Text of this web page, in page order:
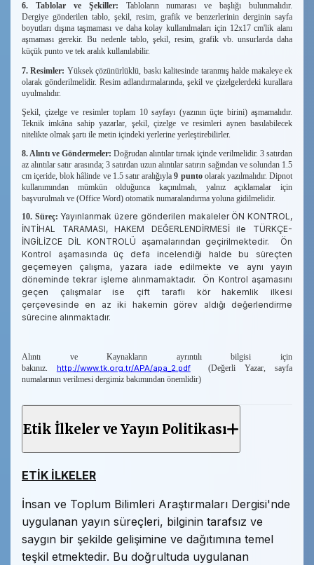
6. Tablolar ve Şekiller: Tabloların numarası ve başlığı bulunmalıdır.
Dergiye gönderilen tablo, şekil, resim, grafik ve benzerlerinin derginin sayfa
boyutları dışına taşmaması ve daha kolay kullanılmaları için 12x17 cm'lik alanı
aşmaması gerekir. Bu nedenle tablo, şekil, resim, grafik vb. unsurlarda daha
küçük punto ve tek aralık kullanılabilir.
7. Resimler: Yüksek çözünürlüklü, baskı kalitesinde taranmış halde makaleye ek
olarak gönderilmelidir. Resim adlandırmalarında, şekil ve çizelgelerdeki kurallara
uyulmalıdır.
Şekil, çizelge ve resimler toplam 10 sayfayı (yazının üçte birini) aşmamalıdır.
Teknik imkâna sahip yazarlar, şekil, çizelge ve resimleri aynen basılabilecek
nitelikte olmak şartı ile metin içindeki yerlerine yerleştirebilirler.
8. Alıntı ve Göndermeler: Doğrudan alıntılar tırnak içinde verilmelidir. 3 satırdan
az alıntılar satır arasında; 3 satırdan uzun alıntılar satırın sağından ve solundan 1.5
cm içeride, blok hâlinde ve 1.5 satır aralığıyla9 puntoolarak yazılmalıdır. Dipnot
kullanımından mümkün olduğunca kaçınılmalı, yalnız açıklamalar için
başvurulmalı ve (Office Word) otomatik numaralandırma yoluna gidilmelidir.
10. Süreç: Yayınlanmak üzere gönderilen makaleler ÖN KONTROL,
İNTİHAL TARAMASI, HAKEM DEĞERLENDİRMESİ ile TÜRKÇE-
İNGİLİZCE DİL KONTROLÜ aşamalarından geçirilmektedir. Ön
Kontrol aşamasında üç defa incelendiği halde bu süreçten
geçemeyen çalışma, yazara iade edilmekte ve aynı yayın
döneminde tekrar işleme alınmamaktadır. Ön Kontrol aşamasını
geçen çalışmalar ise çift taraflı kör hakemlik ilkesi
çerçevesinde en az iki hakemin görev aldığı değerlendirme
sürecine alınmaktadır.
Alıntı ve Kaynakların ayrıntılı bilgisi için
bakınız. http://www.tk.org.tr/APA/apa_2.pdf(Değerli Yazar, sayfa
numalarının verilmesi dergimiz bakımından önemlidir)
Etik İlkeler ve Yayın Politikası
ETİK İLKELER
İnsan ve Toplum Bilimleri Araştırmaları Dergisi'nde
uygulanan yayın süreçleri, bilginin tarafsız ve
saygın bir şekilde gelişimine ve dağıtımına temel
teşkil etmektedir. Bu doğrultuda uygulanan